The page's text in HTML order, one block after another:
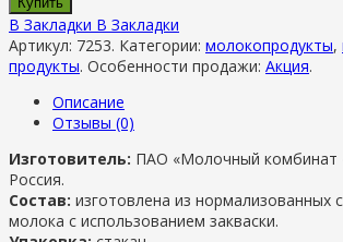
В Закладки В Закладки
Артикул: 7253. Категории: молокопродукты,
продукты. Особенности продажи: Акция.
Описание
Отзывы (0)
Изготовитель: ПАО «Молочный комбинат
Россия.
Состав: изготовлена из нормализованных
молока с использованием закваски.